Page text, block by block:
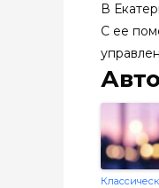
В
С ее